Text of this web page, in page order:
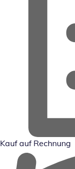
Kauf auf Rechnung